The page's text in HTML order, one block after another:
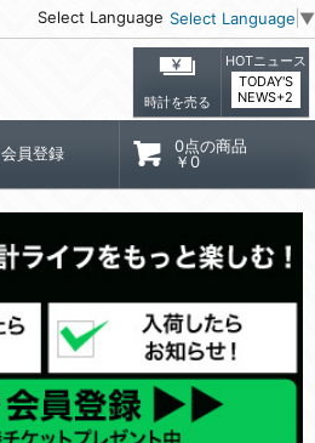
Select Language Select Language ▼
時計を売る
HOTニュース
TODAY'S
NEWS+2
会員登録
0点の商品
￥0